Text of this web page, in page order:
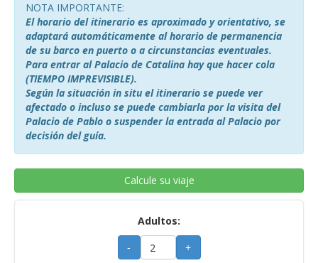
NOTA IMPORTANTE:
El horario del itinerario es aproximado y orientativo, se
adaptará automáticamente al horario de permanencia
de su barco en puerto o a circunstancias eventuales.
Para entrar al Palacio de Catalina hay que hacer cola
(TIEMPO IMPREVISIBLE).
Según la situación in situ el itinerario se puede ver
afectado o incluso se puede cambiarla por la visita del
Palacio de Pablo o suspender la entrada al Palacio por
decisión del guía.
Calcule su viaje
Adultos:
- +